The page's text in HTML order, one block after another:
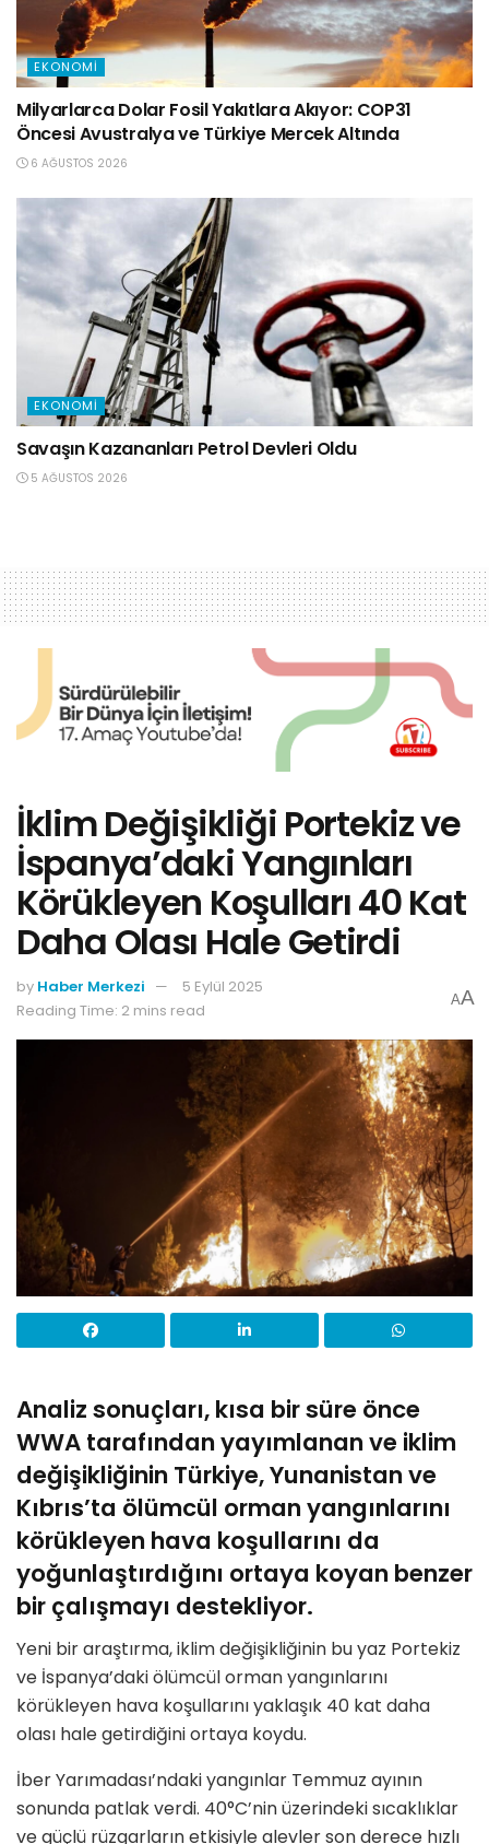
EKONOMI
Milyarlarca Dolar Fosil Yakıtlara Akıyor: COP31
Öncesi Avustralya ve Türkiye Mercek Altında
6 AĞUSTOS 2026
EKONOMI
Savaşın Kazananları Petrol Devleri Oldu
5 AĞUSTOS 2026
İklim Değişikliği Portekiz ve
İspanya’daki Yangınları
Körükleyen Koşulları 40 Kat
Daha Olası Hale Getirdi
by Haber Merkezi
5 Eylül 2025
Reading Time: 2 mins read
AA
Analiz sonuçları, kısa bir süre önce
WWA tarafından yayımlanan ve iklim
değişikliğinin Türkiye, Yunanistan ve
Kıbrıs’ta ölümcül orman yangınlarını
körükleyen hava koşullarını da
yoğunlaştırdığını ortaya koyan benzer
bir çalışmayı destekliyor.
Yeni bir araştırma, iklim değişikliğinin bu yaz Portekiz
ve İspanya’daki ölümcül orman yangınlarını
körükleyen hava koşullarını yaklaşık 40 kat daha
olası hale getirdiğini ortaya koydu.
İber Yarımadası’ndaki yangınlar Temmuz ayının
sonunda patlak verdi. 40°C’nin üzerindeki sıcaklıklar
ve güçlü rüzgarların etkisiyle alevler son derece hızlı